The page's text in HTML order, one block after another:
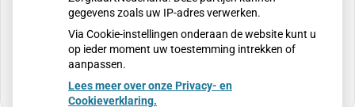
U heeft geen toestemming gegeven voor
externe inhoud die nodig is om dit te zien.
Cookie-instellingen wijzigen
gegevens zoals uw IP-adres verwerken.
Via Cookie-instellingen onderaan de website kunt u
op ieder moment uw toestemming intrekken of
aanpassen.
Lees meer over onze Privacy- en
Cookieverklaring.